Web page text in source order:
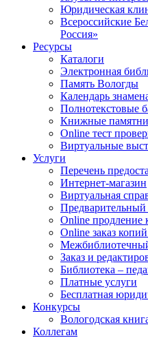
Юридическая
Всероссийские
Россия»
Ресурсы
Каталоги
Электронная
Память Вологды
Календарь
Полнотекстовые
Книжные
Online тест
Виртуальные
Услуги
Перечень
Интернет-магазин
Виртуальная
Предварительный
Online продление
Online заказ
Заказ и
Библиотека –
Платные услуги
Бесплатная
Конкурсы
Вологодская
Коллегам